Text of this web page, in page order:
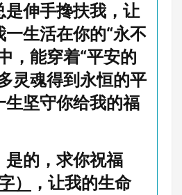
是伸手搀扶我，让
生活在你的“永不
，能穿着“平安的
灵魂得到永恒的平
生坚守你给我的福
是的，求你祝福
）
，让我的生命